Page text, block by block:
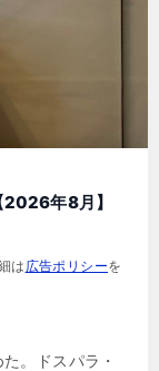
年8月】
は 広告ポリシーを
。ドスパラ・